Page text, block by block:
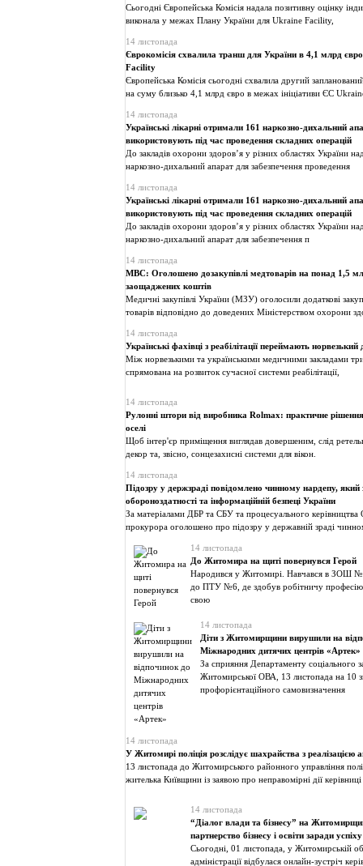
Сьогодні Європейська Комісія надала позитивну оцінку
виконала у межах Плану України для Ukraine Facility,
14 листопада
Єврокомісія схвалила транш для України в 4,1 млрд
Facility
Європейська Комісія сьогодні схвалила другий
на суму близько 4,1 млрд євро в межах ініціативи ЄС
14 листопада
Українські лікарні отримали 161 наркозно-дихальний
використовують під час проведення складних операцій
До закладів охорони здоров’я у різних областях України
наркозно-дихальний апарат для забезпечення проведення
14 листопада
Українські лікарні отримали 161 наркозно-дихальний
використовують під час проведення складних операцій
До закладів охорони здоров’я у різних областях України
наркозно-дихальний апарат для забезпечення п
14 листопада
МВС: Оголошено дозакупівлі медтоварів на понад 1,5
заощаджених коштів
Медичні закупівлі України (МЗУ) оголосили додаткові
товарів відповідно до доведених Міністерством охорони
14 листопада
Українські фахівці з реабілітації переймають норвезький
Між норвезькими та українськими медичними закладами
спрямована на розвиток сучасної системи реабілітації,
14 листопада
Рулонні штори від виробника Rolmax: практичне
оселі
Щоб інтер'єр приміщення виглядав довершеним, слід
декор та, звісно, сонцезахисні системи для вікон.
14 листопада
Підозру у держзраді повідомлено чинному нардепу,
обороноздатності та інформаційній безпеці України
За матеріалами ДБР та СБУ та процесуального керівництва
прокурора оголошено про підозру у державній зраді
14 листопада
До Житомира на щиті повернувся Герой
Народився у Житомирі. Навчався в ЗОШ
до ПТУ №6, де здобув робітничу
свою
14 листопада
Діти з Житомирщини вирушили на
Міжнародних дитячих центрів «Артек»
За сприяння Департаменту соціального
Житомирської ОВА, 13 листопада на 10
профорієнтаційного самовизначення
14 листопада
У Житомирі поліція розслідує шахрайства з реалізацією
13 листопада до Житомирського районного управління
жителька Київщини із заявою про неправомірні дії керівниці
14 листопада
“Діалог влади та бізнесу” на
партнерство бізнесу і освіти заради успіху
Сьогодні, 01 листопада, у Житомирській
адміністрації відбулася онлайн-зустріч